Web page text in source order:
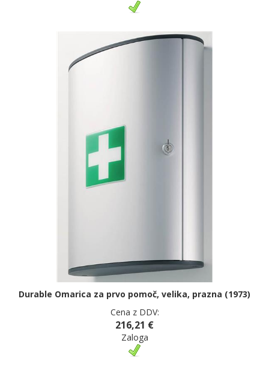
Durable Omarica za prvo pomoč, velika, prazna (1973)
Cena z DDV:
216,21 €
Zaloga